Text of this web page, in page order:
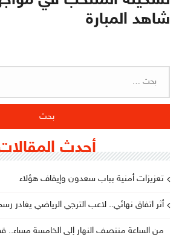
شاهد المبارة
أحدث
تعزيزات أمنية بباب سعدون وإيقاف هؤلاء
أثر اتفاق نهائي.. لاعب الترجي الرياضي يغادر
من الساعة منتصف النهار إلى الخامسة مساء..